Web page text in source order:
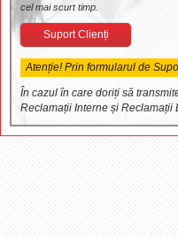
cel mai scurt timp.
Suport Clienți
Atenție! Prin formularul de
În cazul în care doriți să
Reclamații Interne și Reclamații